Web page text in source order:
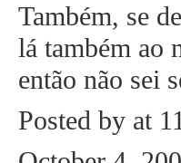
Também, se
lá também ao
então não sei
Posted by at